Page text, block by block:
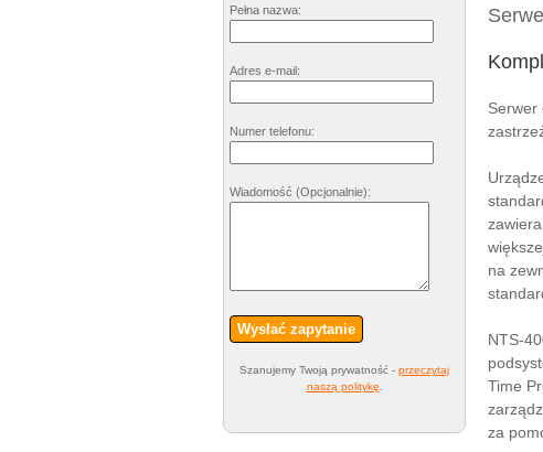
Serwer
na
NTS-
Time
za
Pełna nazwa:
Adres e-mail:
Numer telefonu:
Wiadomość (Opcjonalnie):
Wysłać zapytanie
Szanujemy Twoją prywatność - przeczytaj
naszą politykę.